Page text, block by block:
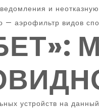
и
— аэрофильтр видов
устройств на